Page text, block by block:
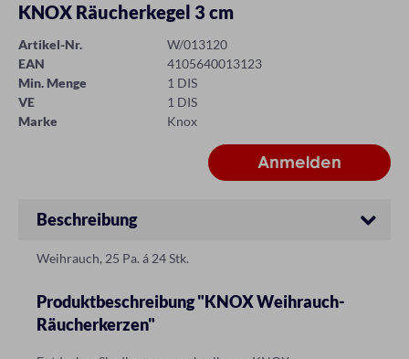
KNOX Räucherkegel 3 cm
Artikel-Nr.
W/013120
EAN
4105640013123
Min. Menge
1 DIS
VE
1 DIS
Marke
Knox
Beschreibung
Weihrauch, 25 Pa. á 24 Stk.
Produktbeschreibung "KNOX Weihrauch-
Räucherkerzen"